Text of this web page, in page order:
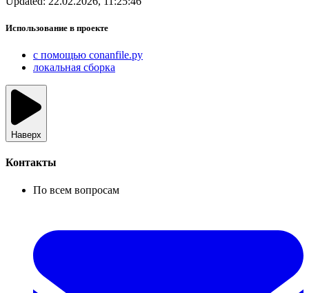
Использование в проекте
с помощью conanfile.py
локальная сборка
Наверх
Контакты
По всем вопросам